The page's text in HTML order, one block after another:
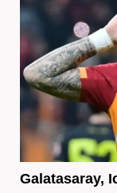
Galatasaray,